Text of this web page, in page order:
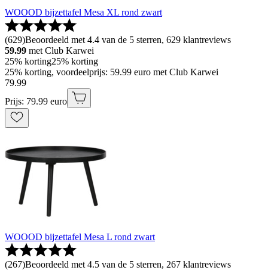
WOOOD bijzettafel Mesa XL rond zwart
(629)Beoordeeld met 4.4 van de 5 sterren, 629 klantreviews
59.99 met Club Karwei
25% korting25% korting
25% korting, voordeelprijs: 59.99 euro met Club Karwei
79.99
Prijs: 79.99 euro
WOOOD bijzettafel Mesa L rond zwart
(267)Beoordeeld met 4.5 van de 5 sterren, 267 klantreviews